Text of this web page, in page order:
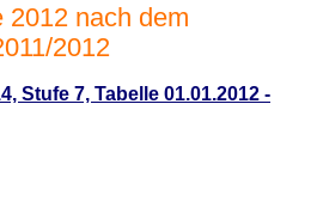
2012 nach dem
2012
Stufe 7, Tabelle 01.01.2012 -